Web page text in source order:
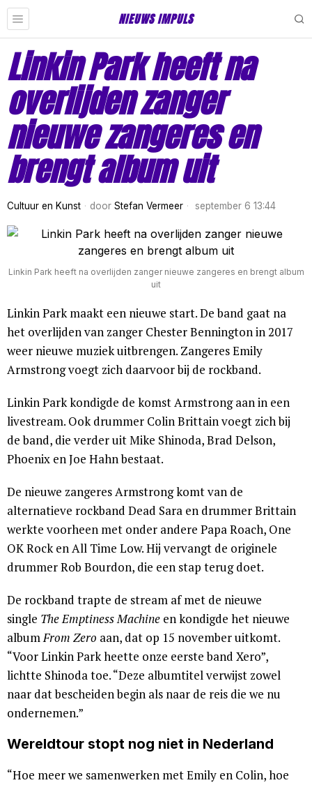
NIEUWS IMPULS
Linkin Park heeft na
overlijden zanger
nieuwe zangeres en
brengt album uit
Cultuur en Kunst door Stefan Vermeer september 6 13:44
Linkin Park heeft na overlijden zanger nieuwe zangeres en brengt album
uit
Linkin Park maakt een nieuwe start. De band gaat na
het overlijden van zanger Chester Bennington in 2017
weer nieuwe muziek uitbrengen. Zangeres Emily
Armstrong voegt zich daarvoor bij de rockband.
Linkin Park kondigde de komst Armstrong aan in een
livestream. Ook drummer Colin Brittain voegt zich bij
de band, die verder uit Mike Shinoda, Brad Delson,
Phoenix en Joe Hahn bestaat.
De nieuwe zangeres Armstrong komt van de
alternatieve rockband Dead Sara en drummer Brittain
werkte voorheen met onder andere Papa Roach, One
OK Rock en All Time Low. Hij vervangt de originele
drummer Rob Bourdon, die een stap terug doet.
De rockband trapte de stream af met de nieuwe
single The Emptiness Machine en kondigde het nieuwe
albumFrom Zero aan, dat op 15 november uitkomt.
“Voor Linkin Park heette onze eerste band Xero”,
lichtte Shinoda toe. “Deze albumtitel verwijst zowel
naar dat bescheiden begin als naar de reis die we nu
ondernemen.”
Wereldtour stopt nog niet in Nederland
“Hoe meer we samenwerken met Emily en Colin, hoe